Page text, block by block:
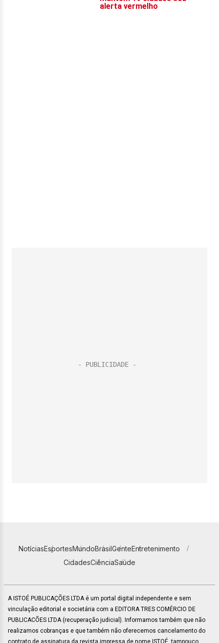
NotíciasEsportesMundoBrasilGenteEntretenimento
CidadesCiênciaSaúde
A ISTOÉ PUBLICAÇÕES LTDA é um portal digital independente e sem
vinculação editorial e societária com a EDITORA TRES COMÉRCIO DE
PUBLICACÕES LTDA (recuperação judicial). Informamos também que não
realizamos cobranças e que também não oferecemos cancelamento do
contrato de assinatura da revista impressa de nome ISTOÉ, tampouco